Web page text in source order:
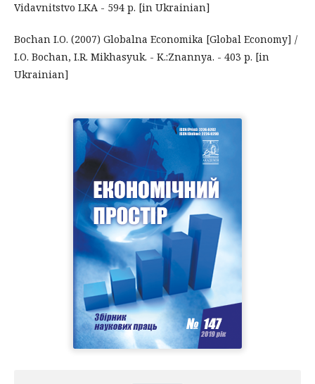
Vidavnitstvo LKA - 594 p. [in Ukrainian]
Bochan I.O. (2007) Globalna Economika [Global Economy] /
I.O. Bochan, I.R. Mikhasyuk. - K.:Znannya. - 403 p. [in
Ukrainian]